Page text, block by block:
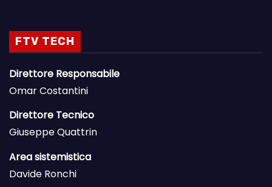
FTV TECH
Direttore Responsabile
Omar Costantini
Direttore Tecnico
Giuseppe Quattrin
Area sistemistica
Davide Ronchi